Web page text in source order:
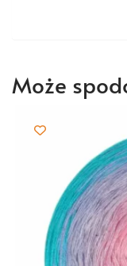
Może